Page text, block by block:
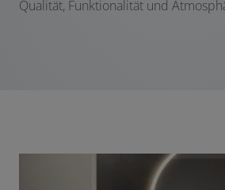
Qualität, Funktionalität und